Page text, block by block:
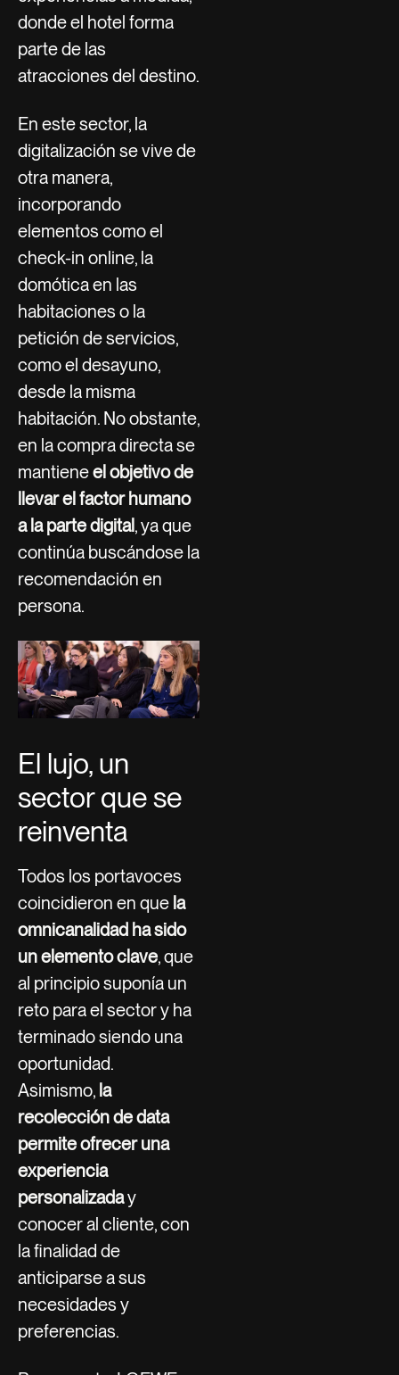
donde el hotel forma
parte de las
atracciones del destino.
En este sector, la
digitalización se vive de
otra manera,
incorporando
elementos como el
check-in online, la
domótica en las
habitaciones o la
petición de servicios,
como el desayuno,
desde la misma
habitación. No obstante,
en la compra directa se
mantieneel objetivo de
llevar el factor humano
a la parte digital, ya que
continúa buscándose la
recomendación en
persona.
El lujo, un
sector que se
reinventa
Todos los portavoces
coincidieron en que la
omnicanalidad ha sido
un elemento clave, que
al principio suponía un
reto para el sector y ha
terminado siendo una
oportunidad.
Asimismo, la
recolección de data
permite ofrecer una
experiencia
personalizaday
conocer al cliente, con
la finalidad de
anticiparse a sus
necesidades y
preferencias.